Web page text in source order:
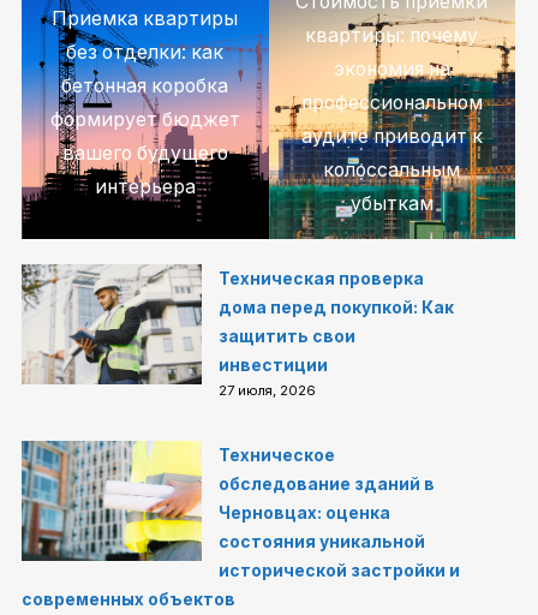
Приемка квартиры
без отделки: как
бетонная коробка
формирует бюджет
вашего будущего
интерьера
квартиры: почему
экономия на
профессиональном
аудите приводит к
колоссальным
убыткам
Техническая проверка
дома перед покупкой: Как
защитить свои
инвестиции
27 июля, 2026
Техническое
обследование зданий в
Черновцах: оценка
состояния уникальной
исторической застройки и
современных объектов